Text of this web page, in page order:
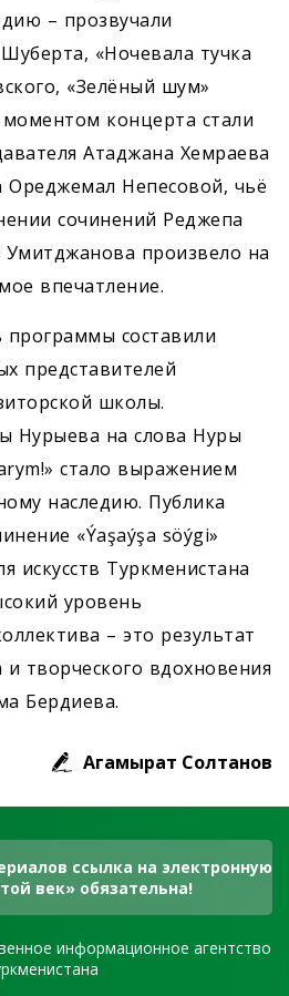
– прозвучали
«Ночевала тучка
«Зелёный шум»
концерта стали
Атаджана Хемраева
Ореджемал Непесовой, чьё
сочинений Реджепа
произвело на
впечатление.
программы составили
представителей
школы.
Нурыева на слова Нуры
стало выражением
наследию. Публика
«Ýaşaýşa söýgi»
искусств Туркменистана
уровень
– это результат
творческого вдохновения
Бердиева.
Агамырат Солтанов
ссылка на электронную
век» обязательна!
информационное агентство